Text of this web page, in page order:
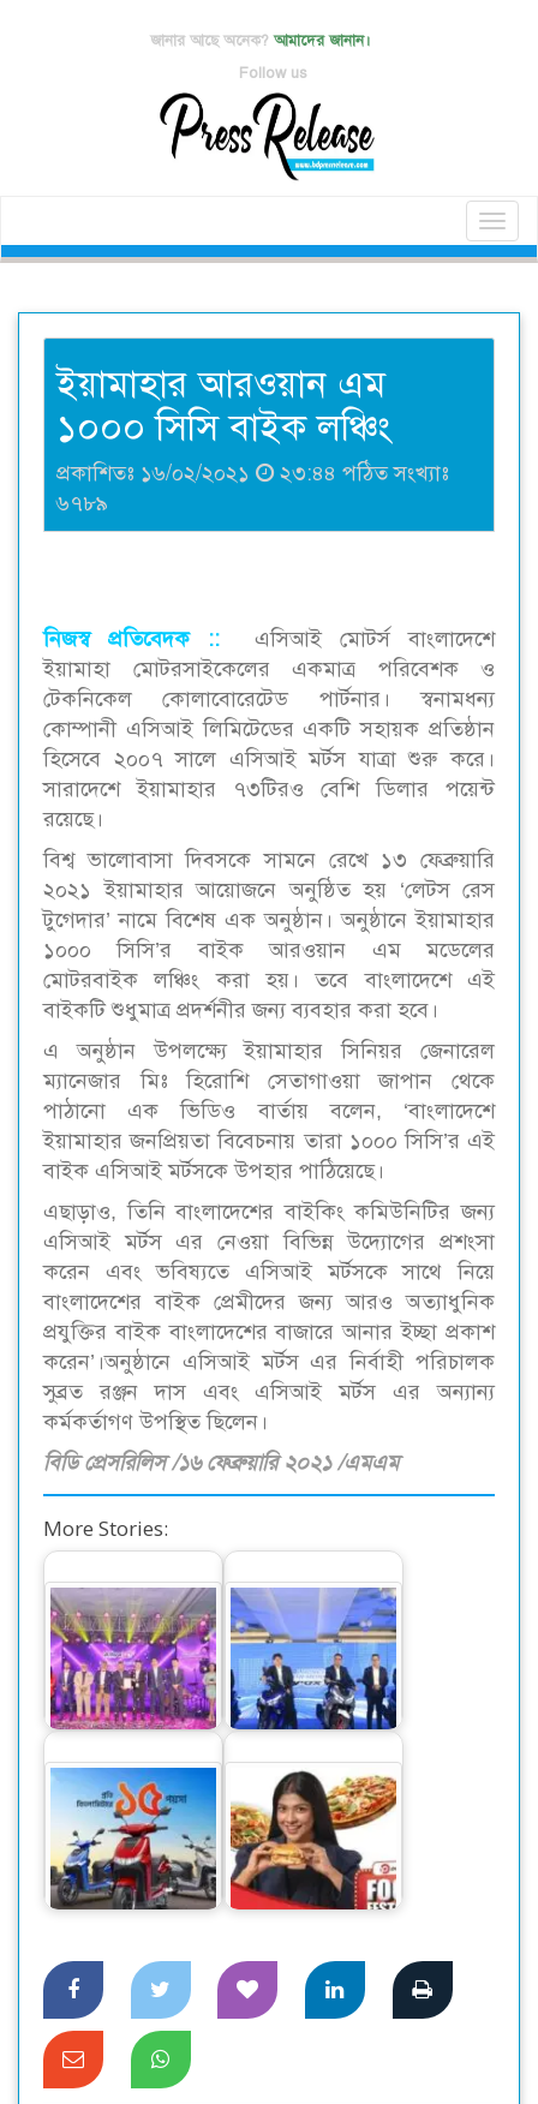
জানার আছে অনেক? আমাদের জানান।
Follow us
ইয়ামাহার আরওয়ান এম
১০০০ সিসি বাইক লঞ্চিং
প্রকাশিতঃ ১৬/০২/২০২১
২৩:৪৪ পঠিত সংখ্যাঃ
৬৭৮৯
নিজস্ব প্রতিবেদক ::
এসিআই মোটর্স বাংলাদেশে
ইয়ামাহা মোটরসাইকেলের একমাত্র পরিবেশক ও
টেকনিকেল কোলাবোরেটেড পার্টনার। স্বনামধন্য
কোম্পানী এসিআই লিমিটেডের একটি সহায়ক প্রতিষ্ঠান
হিসেবে ২০০৭ সালে এসিআই মর্টস যাত্রা শুরু করে।
সারাদেশে ইয়ামাহার ৭৩টিরও বেশি ডিলার পয়েন্ট
রয়েছে।
বিশ্ব ভালোবাসা দিবসকে সামনে রেখে ১৩ ফেব্রুয়ারি
২০২১ ইয়ামাহার আয়োজনে অনুষ্ঠিত হয় ‘লেটস রেস
টুগেদার’ নামে বিশেষ এক অনুষ্ঠান। অনুষ্ঠানে ইয়ামাহার
১০০০ সিসি’র বাইক আরওয়ান এম মডেলের
মোটরবাইক লঞ্চিং করা হয়। তবে বাংলাদেশে এই
বাইকটি শুধুমাত্র প্রদর্শনীর জন্য ব্যবহার করা হবে।
এ অনুষ্ঠান উপলক্ষ্যে ইয়ামাহার সিনিয়র জেনারেল
ম্যানেজার মিঃ হিরোশি সেতাগাওয়া জাপান থেকে
পাঠানো এক ভিডিও বার্তায় বলেন, ‘বাংলাদেশে
ইয়ামাহার জনপ্রিয়তা বিবেচনায় তারা ১০০০ সিসি’র এই
বাইক এসিআই মর্টসকে উপহার পাঠিয়েছে।
এছাড়াও, তিনি বাংলাদেশের বাইকিং কমিউনিটির জন্য
এসিআই মর্টস এর নেওয়া বিভিন্ন উদ্যোগের প্রশংসা
করেন এবং ভবিষ্যতে এসিআই মর্টসকে সাথে নিয়ে
বাংলাদেশের বাইক প্রেমীদের জন্য আরও অত্যাধুনিক
প্রযুক্তির বাইক বাংলাদেশের বাজারে আনার ইচ্ছা প্রকাশ
করেন’।অনুষ্ঠানে এসিআই মর্টস এর নির্বাহী পরিচালক
সুব্রত রঞ্জন দাস এবং এসিআই মর্টস এর অন্যান্য
কর্মকর্তাগণ উপস্থিত ছিলেন।
বিডি প্রেসরিলিস /১৬ ফেব্রুয়ারি ২০২১ /এমএম
More Stories:
দেশের বাজারে ডাহুয়ার
নতুন ওয়্যারলেস সিসি
ক্যামেরা
দেশে ইয়ামাহার নতুন দুই
বাইক
ওয়ালটনের ১২০ কিমি
রেঞ্জের নতুন ই-বাইক
পাঠাও ফুড-এর ‘ফুড
ফেস্টিভাল’ ক্যাম্পেইন